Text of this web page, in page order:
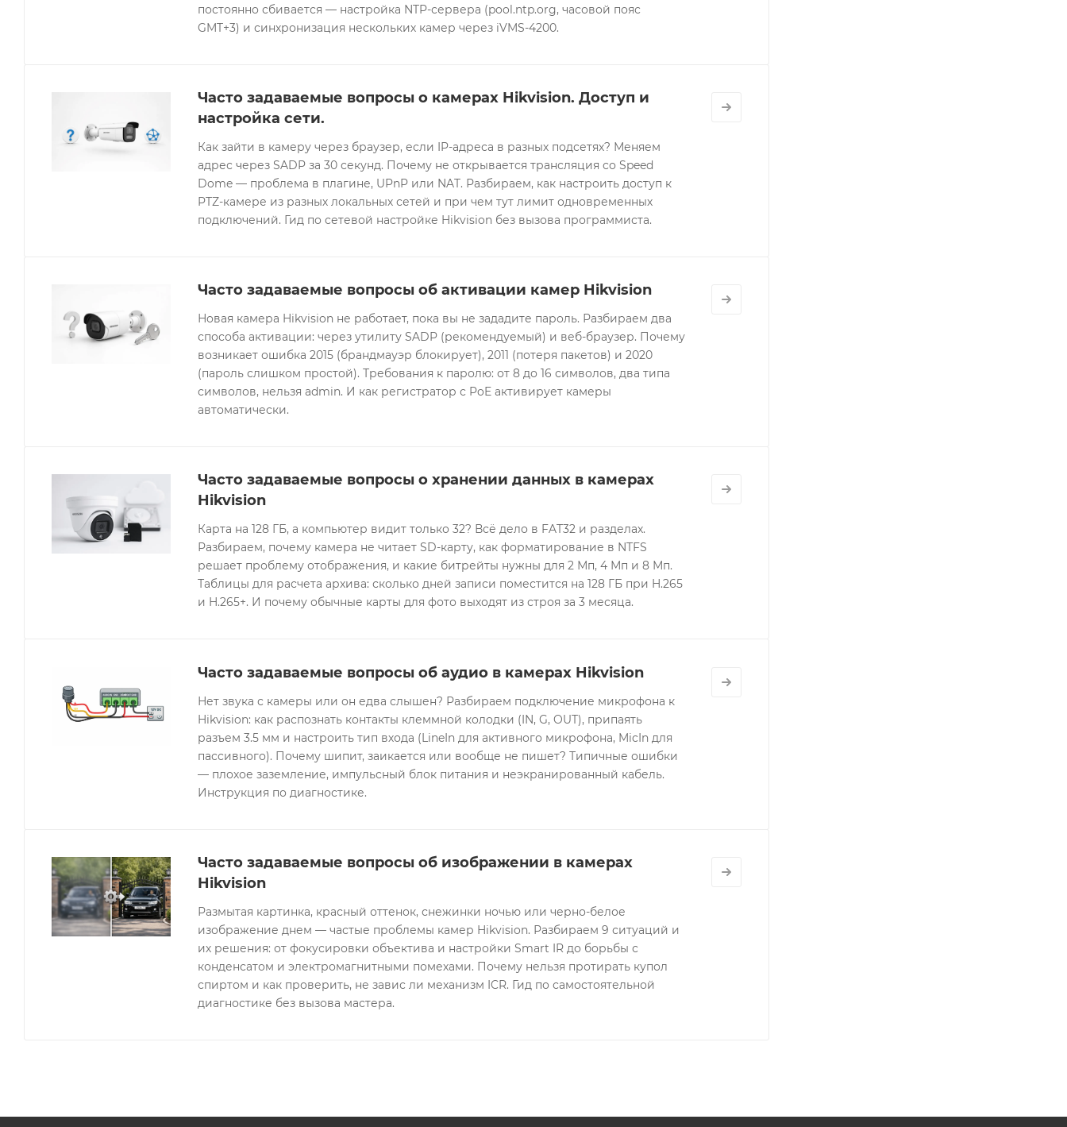
постоянно сбивается — настройка NTP-сервера (pool.ntp.org, часовой пояс
GMT+3) и синхронизация нескольких камер через iVMS-4200.
Часто задаваемые вопросы о камерах Hikvision. Доступ и
настройка сети.
Как зайти в камеру через браузер, если IP-адреса в разных подсетях? Меняем
адрес через SADP за 30 секунд. Почему не открывается трансляция со Speed
Dome — проблема в плагине, UPnP или NAT. Разбираем, как настроить доступ к
PTZ-камере из разных локальных сетей и при чем тут лимит одновременных
подключений. Гид по сетевой настройке Hikvision без вызова программиста.
Часто задаваемые вопросы об активации камер Hikvision
Новая камера Hikvision не работает, пока вы не зададите пароль. Разбираем два
способа активации: через утилиту SADP (рекомендуемый) и веб-браузер. Почему
возникает ошибка 2015 (брандмауэр блокирует), 2011 (потеря пакетов) и 2020
(пароль слишком простой). Требования к паролю: от 8 до 16 символов, два типа
символов, нельзя admin. И как регистратор с PoE активирует камеры
автоматически.
Часто задаваемые вопросы о хранении данных в камерах
Hikvision
Карта на 128 ГБ, а компьютер видит только 32? Всё дело в FAT32 и разделах.
Разбираем, почему камера не читает SD-карту, как форматирование в NTFS
решает проблему отображения, и какие битрейты нужны для 2 Мп, 4 Мп и 8 Мп.
Таблицы для расчета архива: сколько дней записи поместится на 128 ГБ при H.265
и H.265+. И почему обычные карты для фото выходят из строя за 3 месяца.
Часто задаваемые вопросы об аудио в камерах Hikvision
Нет звука с камеры или он едва слышен? Разбираем подключение микрофона к
Hikvision: как распознать контакты клеммной колодки (IN, G, OUT), припаять
разъем 3.5 мм и настроить тип входа (LineIn для активного микрофона, MicIn для
пассивного). Почему шипит, заикается или вообще не пишет? Типичные ошибки
— плохое заземление, импульсный блок питания и неэкранированный кабель.
Инструкция по диагностике.
Часто задаваемые вопросы об изображении в камерах
Hikvision
Размытая картинка, красный оттенок, снежинки ночью или черно-белое
изображение днем — частые проблемы камер Hikvision. Разбираем 9 ситуаций и
их решения: от фокусировки объектива и настройки Smart IR до борьбы с
конденсатом и электромагнитными помехами. Почему нельзя протирать купол
спиртом и как проверить, не завис ли механизм ICR. Гид по самостоятельной
диагностике без вызова мастера.